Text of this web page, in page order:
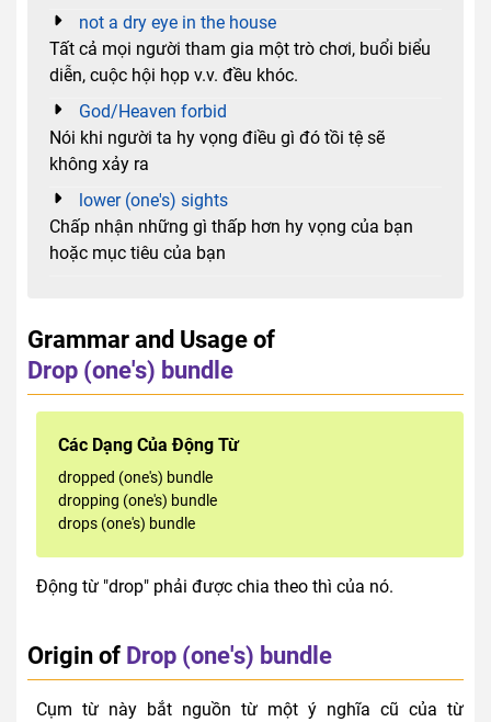
not a dry eye in the house
Tất cả mọi người tham gia một trò chơi, buổi biểu
diễn, cuộc hội họp v.v. đều khóc.
God/Heaven forbid
Nói khi người ta hy vọng điều gì đó tồi tệ sẽ
không xảy ra
lower (one's) sights
Chấp nhận những gì thấp hơn hy vọng của bạn
hoặc mục tiêu của bạn
Grammar and Usage of
Drop (one's) bundle
Các Dạng Của Động Từ
dropped (one's) bundle
dropping (one's) bundle
drops (one's) bundle
Động từ "drop" phải được chia theo thì của nó.
Origin of Drop (one's) bundle
Cụm từ này bắt nguồn từ một ý nghĩa cũ của từ